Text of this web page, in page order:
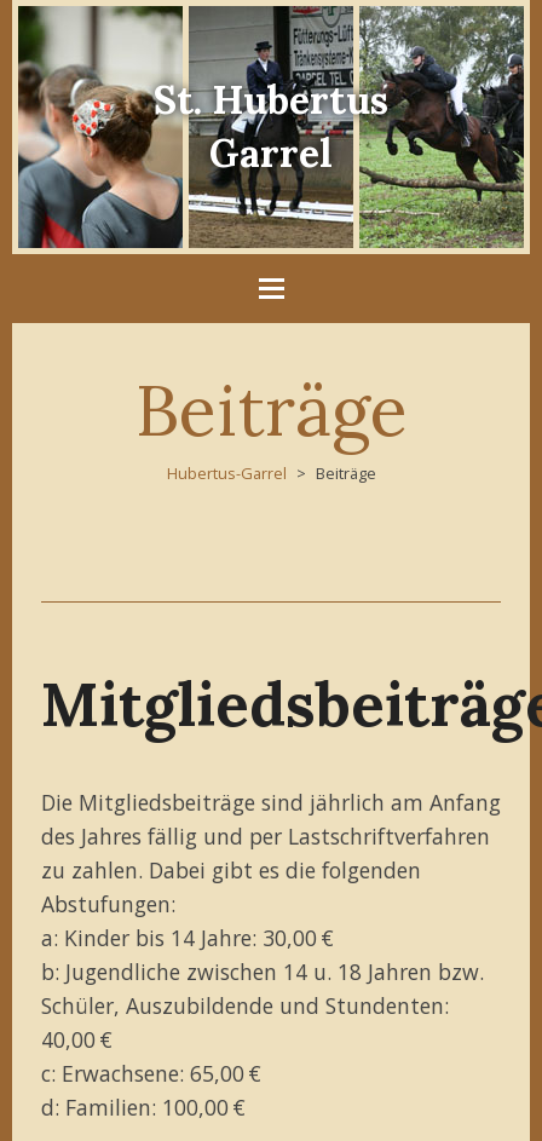
St. Hubertus
Garrel
Beiträge
Hubertus-Garrel Beiträge
Die Mitgliedsbeiträge sind jährlich am Anfang
des Jahres fällig und per Lastschriftverfahren
zu zahlen. Dabei gibt es die folgenden
Abstufungen:
a: Kinder bis 14 Jahre: 30,00 €
b: Jugendliche zwischen 14 u. 18 Jahren bzw.
Schüler, Auszubildende und Stundenten:
40,00 €
c: Erwachsene: 65,00 €
d: Familien: 100,00 €